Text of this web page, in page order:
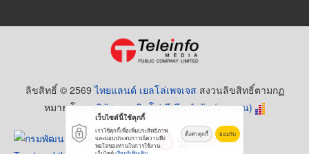
ลิขสิทธิ์ © 2569ไทยแลนด์ เยลโล่เพจเจส สงวนลิขสิทธิ์ตามกฏ
หมาย โดยบริษัท เทเลอินโฟ มีเดีย จำกัด (มหาชน)
เว็บไซต์นี้ใช้คุกกี้
เราใช้คุกกี้เพื่อเพิ่มประสิทธิภาพ
และมอบประสบการณ์ความพึง
พอใจของท่านในการใช้งาน
ตั้งค่าคุกกี้ ยอมรับ